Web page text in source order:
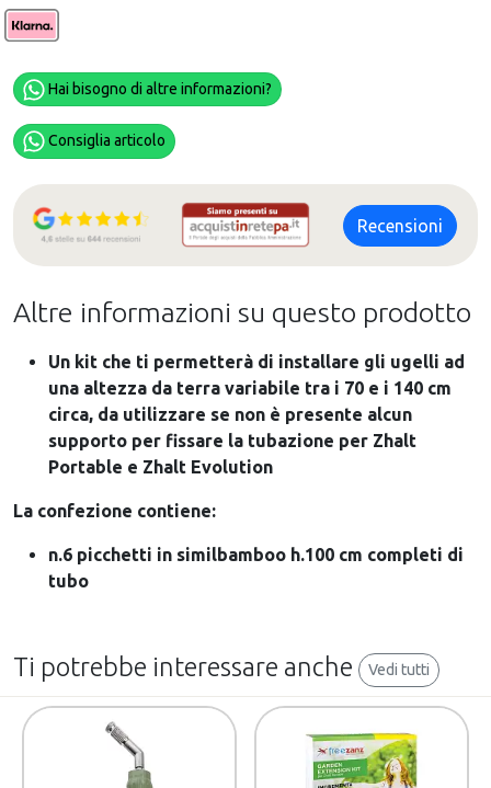
Hai bisogno di altre informazioni?
Consiglia articolo
Recensioni
Altre informazioni su questo prodotto
Un kit che ti permetterà di installare gli ugelli ad
una altezza da terra variabile tra i 70 e i 140 cm
circa, da utilizzare se non è presente alcun
supporto per fissare la tubazione per Zhalt
Portable e Zhalt Evolution
La confezione contiene:
n.6 picchetti in similbamboo h.100 cm completi di
tubo
Ti potrebbe interessare anche Vedi tutti